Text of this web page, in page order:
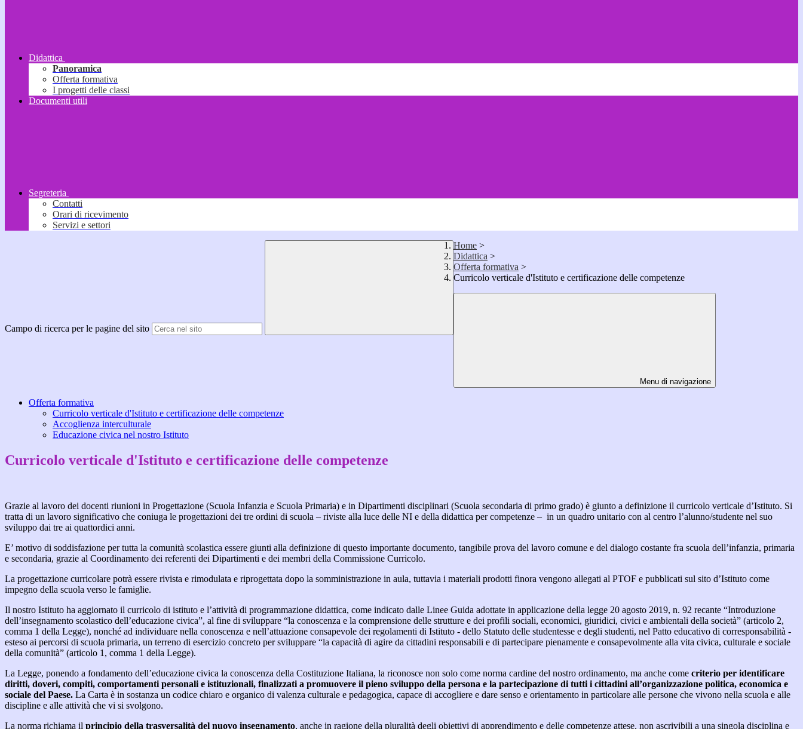
Didattica
Panoramica
Offerta formativa
I progetti delle classi
Documenti utili
Segreteria
Contatti
Orari di ricevimento
Servizi e settori
Campo di ricerca per le pagine del sito
Home >
Didattica >
Offerta formativa >
Curricolo verticale d'Istituto e certificazione delle competenze
Menu di navigazione
Offerta formativa
Curricolo verticale d'Istituto e certificazione delle competenze
Accoglienza interculturale
Educazione civica nel nostro Istituto
Curricolo verticale d'Istituto e certificazione delle competenze
Grazie al lavoro dei docenti riunioni in Progettazione (Scuola Infanzia e Scuola Primaria) e in Dipartimenti disciplinari (Scuola secondaria di primo grado) è giunto a definizione il curricolo verticale d’Istituto. Si
tratta di un lavoro significativo che coniuga le progettazioni dei tre ordini di scuola – riviste alla luce delle NI e della didattica per competenze – in un quadro unitario con al centro l’alunno/studente nel suo
sviluppo dai tre ai quattordici anni.
E’ motivo di soddisfazione per tutta la comunità scolastica essere giunti alla definizione di questo importante documento, tangibile prova del lavoro comune e del dialogo costante fra scuola dell’infanzia, primaria
e secondaria, grazie al Coordinamento dei referenti dei Dipartimenti e dei membri della Commissione Curricolo.
La progettazione curricolare potrà essere rivista e rimodulata e riprogettata dopo la somministrazione in aula, tuttavia i materiali prodotti finora vengono allegati al PTOF e pubblicati sul sito d’Istituto come
impegno della scuola verso le famiglie.
Il nostro Istituto ha aggiornato il curricolo di istituto e l’attività di programmazione didattica, come indicato dalle Linee Guida adottate in applicazione della legge 20 agosto 2019, n. 92 recante “Introduzione
dell’insegnamento scolastico dell’educazione civica”, al fine di sviluppare “la conoscenza e la comprensione delle strutture e dei profili sociali, economici, giuridici, civici e ambientali della società” (articolo 2,
comma 1 della Legge), nonché ad individuare nella conoscenza e nell’attuazione consapevole dei regolamenti di Istituto - dello Statuto delle studentesse e degli studenti, nel Patto educativo di corresponsabilità -
esteso ai percorsi di scuola primaria, un terreno di esercizio concreto per sviluppare “la capacità di agire da cittadini responsabili e di partecipare pienamente e consapevolmente alla vita civica, culturale e sociale
della comunità” (articolo 1, comma 1 della Legge).
La Legge, ponendo a fondamento dell’educazione civica la conoscenza della Costituzione Italiana, la riconosce non solo come norma cardine del nostro ordinamento, ma anche come criterio per identificare
diritti, doveri, compiti, comportamenti personali e istituzionali, finalizzati a promuovere il pieno sviluppo della persona e la partecipazione di tutti i cittadini all’organizzazione politica, economica e
sociale del Paese. La Carta è in sostanza un codice chiaro e organico di valenza culturale e pedagogica, capace di accogliere e dare senso e orientamento in particolare alle persone che vivono nella scuola e alle
discipline e alle attività che vi si svolgono.
La norma richiama il principio della trasversalità del nuovo insegnamento, anche in ragione della pluralità degli obiettivi di apprendimento e delle competenze attese, non ascrivibili a una singola disciplina e